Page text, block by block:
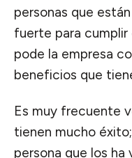
personas que
fuerte para cumplir
pode la empresa
beneficios que
Es muy frecuente
tienen mucho
persona que los ha